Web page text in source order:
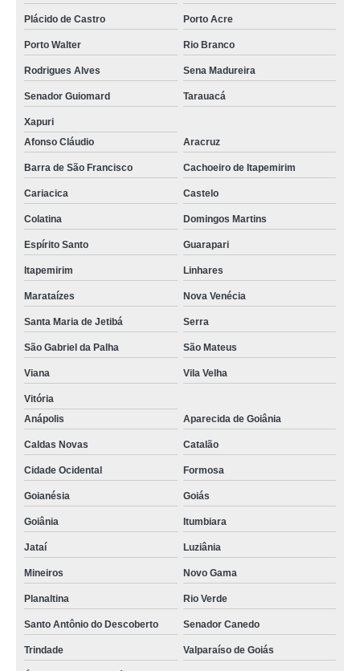
Plácido de Castro Porto Acre
Porto Walter Rio Branco
Rodrigues Alves Sena Madureira
Senador Guiomard Tarauacá
Xapuri
Afonso Cláudio
Aracruz
Barra de São Francisco Cachoeiro de Itapemirim
Cariacica Castelo
Colatina Domingos Martins
Espírito Santo Guarapari
Itapemirim Linhares
Marataízes Nova Venécia
Santa Maria de Jetibá Serra
São Gabriel da Palha São Mateus
Viana Vila Velha
Vitória
Anápolis
Aparecida de Goiânia
Caldas Novas Catalão
Cidade Ocidental Formosa
Goianésia Goiás
Goiânia Itumbiara
Jataí Luziânia
Mineiros Novo Gama
Planaltina Rio Verde
Santo Antônio do Descoberto Senador Canedo
Trindade Valparaíso de Goiás